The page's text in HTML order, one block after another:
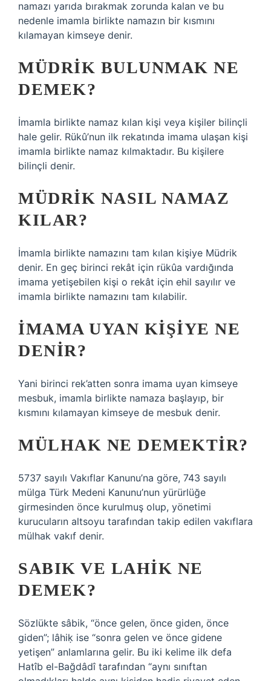
namazı yarıda bırakmak zorunda kalan ve bu
nedenle imamla birlikte namazın bir kısmını
kılamayan kimseye denir.
MÜDRIK BULUNMAK NE
DEMEK?
İmamla birlikte namaz kılan kişi veya kişiler bilinçli
hale gelir. Rükû’nun ilk rekatında imama ulaşan kişi
imamla birlikte namaz kılmaktadır. Bu kişilere
bilinçli denir.
MÜDRIK NASIL NAMAZ
KILAR?
İmamla birlikte namazını tam kılan kişiye Müdrik
denir. En geç birinci rekât için rükûa vardığında
imama yetişebilen kişi o rekât için ehil sayılır ve
imamla birlikte namazını tam kılabilir.
İMAMA UYAN KIŞIYE NE
DENIR?
Yani birinci rek’atten sonra imama uyan kimseye
mesbuk, imamla birlikte namaza başlayıp, bir
kısmını kılamayan kimseye de mesbuk denir.
MÜLHAK NE DEMEKTIR?
5737 sayılı Vakıflar Kanunu’na göre, 743 sayılı
mülga Türk Medeni Kanunu’nun yürürlüğe
girmesinden önce kurulmuş olup, yönetimi
kurucuların altsoyu tarafından takip edilen vakıflara
mülhak vakıf denir.
SABIK VE LAHIK NE
DEMEK?
Sözlükte sâbik, “önce gelen, önce giden, önce
giden”; lâhiḳ ise “sonra gelen ve önce gidene
yetişen” anlamlarına gelir. Bu iki kelime ilk defa
Hatîb el-Bağdâdî tarafından “aynı sınıftan